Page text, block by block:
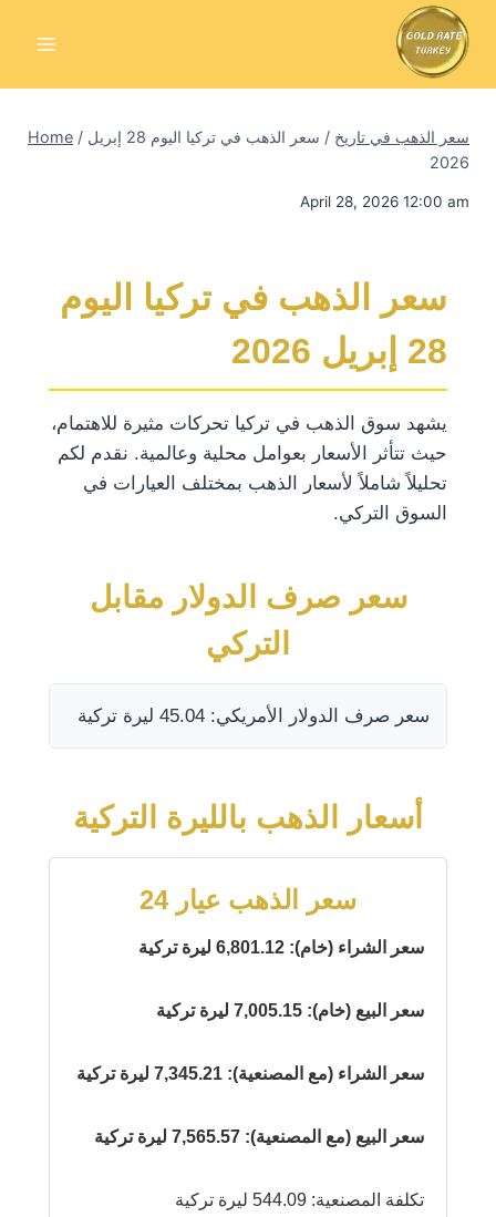
Home / سعر الذهب في تاريخ /
سعر الذهب في تركيا اليوم 28 إبريل
2026
April 28, 2026 12:00 am
سعر الذهب في تركيا اليوم
28 إبريل 2026
يشهد سوق الذهب في تركيا تحركات مثيرة للاهتمام،
حيث تتأثر الأسعار بعوامل محلية وعالمية. نقدم لكم
تحليلاً شاملاً لأسعار الذهب بمختلف العيارات في
السوق التركي.
سعر صرف الدولار مقابل
التركي
سعر صرف الدولار الأمريكي: 45.04 ليرة تركية
أسعار الذهب بالليرة التركية
سعر الذهب عيار 24
سعر الشراء (خام): 6,801.12 ليرة تركية
سعر البيع (خام): 7,005.15 ليرة تركية
سعر الشراء (مع المصنعية): 7,345.21 ليرة تركية
سعر البيع (مع المصنعية): 7,565.57 ليرة تركية
تكلفة المصنعية: 544.09 ليرة تركية